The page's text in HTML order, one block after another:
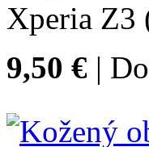
Xperia Z3
9,50 € |